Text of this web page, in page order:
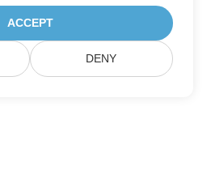
ACCEPT
DENY